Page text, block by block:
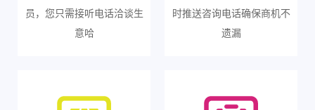
员，您只需接听电话洽谈生
意哈
时推送咨询电话确保商机不
遗漏